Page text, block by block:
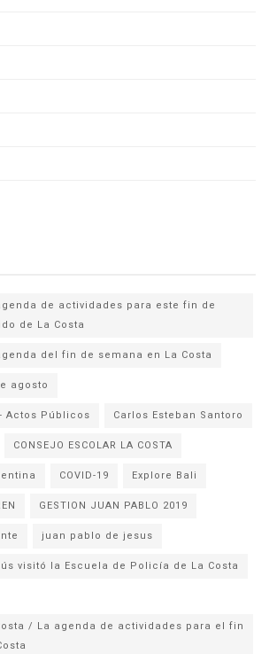
de actividades para este fin de
de La Costa
del fin de semana en La Costa
agosto
Actos Públicos
Carlos Esteban Santoro
CONSEJO ESCOLAR LA COSTA
COVID-19
Explore Bali
GESTION JUAN PABLO 2019
juan pablo de jesus
/ La agenda de actividades para el fin